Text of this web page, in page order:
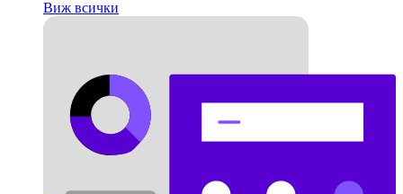
Виж всички